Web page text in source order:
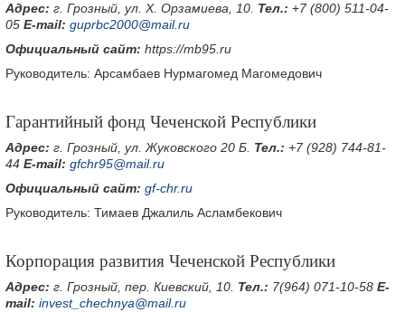
КОНТАКТЫ
ОБРАТНАЯ СВЯЗЬ
Адрес: г. Грозный, ул. Х. Орзамиева, 10. Тел.: +7 (800) 511-04-
05 E-mail: guprbc2000@mail.ru
Официальный сайт: https://mb95.ru
Руководитель: Арсамбаев Нурмагомед Магомедович
Гарантийный фонд Чеченской Республики
Адрес: г. Грозный, ул. Жуковского 20 Б. Тел.: +7 (928) 744-81-
44 E-mail: gfchr95@mail.ru
Официальный сайт: gf-chr.ru
Руководитель: Тимаев Джалиль Асламбекович
Корпорация развития Чеченской Республики
Адрес: г. Грозный, пер. Киевский, 10. Тел.: 7(964) 071-10-58 E-
mail: invest_chechnya@mail.ru